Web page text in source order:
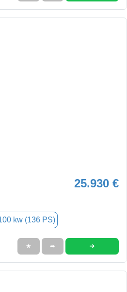
25.930 €
kw (136 PS)
★ ➦ ➜